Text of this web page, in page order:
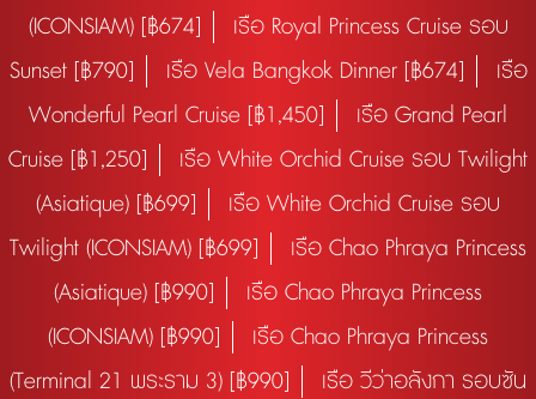
(ICONSIAM) [฿674]
เรือ Royal Princess Cruise รอบ
Sunset [฿790]
เรือ Vela Bangkok Dinner [฿674]
เรือ
Wonderful Pearl Cruise [฿1,450]
เรือ Grand Pearl
Cruise [฿1,250]
เรือ White Orchid Cruise รอบ Twilight
(Asiatique) [฿699]
เรือ White Orchid Cruise รอบ
Twilight (ICONSIAM) [฿699]
เรือ Chao Phraya Princess
(Asiatique) [฿990]
เรือ Chao Phraya Princess
(ICONSIAM) [฿990]
เรือ Chao Phraya Princess
(Terminal 21 พระราม 3) [฿990]
เรือ วีว่าอลังกา รอบซัน